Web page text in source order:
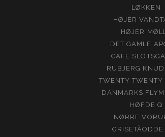
LØKKEN
HØJER
HØJER
DET GAMLE
CAFE
RUBJERG
TWENTY TWENTY
DANMARKS
HØFDE Q
NØRRE
GRISETÅODDE